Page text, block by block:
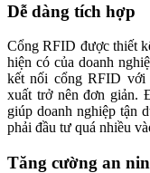
Dễ dàng tích hợp
Cổng RFID được thiết
hiện có của doanh
kết nối cổng RFID với
xuất trở nên đơn giản.
giúp doanh nghiệp tận
phải đầu tư quá nhiều
Tăng cường an